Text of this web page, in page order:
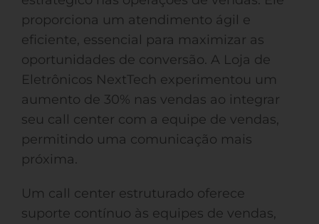
proporciona um atendimento ágil e
eficiente, essencial para maximizar as
oportunidades de conversão. A Loja de
Eletrônicos NextTech experimentou um
aumento de 30% nas vendas ao integrar
seu call center com a equipe de vendas,
permitindo uma comunicação mais
próxima.
Um call center estruturado oferece
suporte contínuo às equipes de vendas,